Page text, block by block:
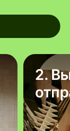
2.